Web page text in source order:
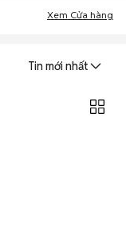
Xem Cửa hàng
Tin mới nhất